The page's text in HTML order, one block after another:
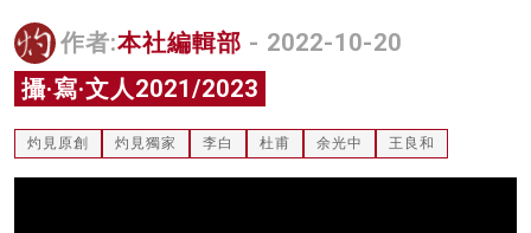
關於我們
作者:本社編輯部 - 2022-10-20
攝·寫·文人2021/2023
灼見原創 灼見獨家 李白 杜甫 余光中 王良和